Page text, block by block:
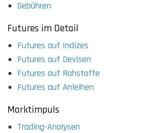
Gebühren
Futures im Detail
Futures auf Indizes
Futures auf Devisen
Futures auf Rohstoffe
Futures auf Anleihen
Marktimpuls
Trading-Analysen